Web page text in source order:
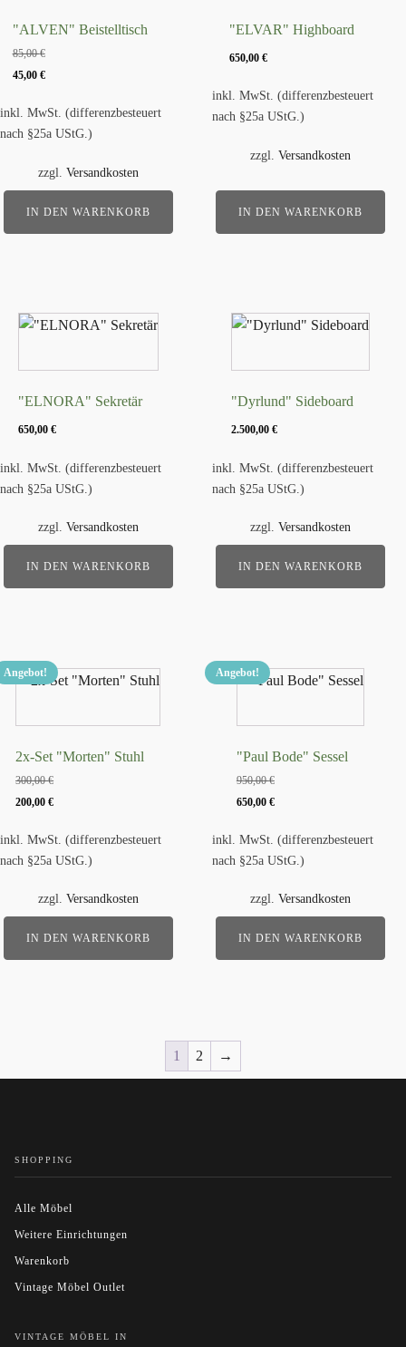
"ALVEN" Beistelltisch
85,00€
Ursprünglicher
war:
85,00 €
45,00 €Aktueller
ist:
45,00 €.
inkl. MwSt. (differenzbesteuert
nach §25a UStG.)
zzgl. Versandkosten
IN DEN WARENKORB
"ELVAR" Highboard
650,00€
inkl. MwSt. (differenzbesteuert
nach §25a UStG.)
zzgl. Versandkosten
IN DEN WARENKORB
"ELNORA" Sekretär
650,00 €
inkl. MwSt. (differenzbesteuert
nach §25a UStG.)
zzgl. Versandkosten
IN DEN WARENKORB
"Dyrlund" Sideboard
2.500,00 €
inkl. MwSt. (differenzbesteuert
nach §25a UStG.)
zzgl. Versandkosten
IN DEN WARENKORB
Angebot!
2x-Set "Morten" Stuhl
300,00€
Ursprünglicher
war:
300,00 €
200,00€Aktueller
ist:
200,00 €.
inkl. MwSt. (differenzbesteuert
nach §25a UStG.)
zzgl. Versandkosten
IN DEN WARENKORB
Angebot!
"Paul Bode" Sessel
950,00€
Ursprünglicher
war:
950,00 €
650,00 €Aktueller
ist:
650,00 €.
inkl. MwSt. (differenzbesteuert
nach §25a UStG.)
zzgl. Versandkosten
IN DEN WARENKORB
1 2 →
SHOPPING
Alle Möbel
Weitere Einrichtungen
Warenkorb
Vintage Möbel Outlet
VINTAGE MÖBEL IN